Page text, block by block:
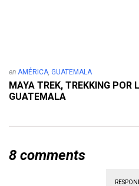
en AMÉRICA, GUATEMALA
MAYA TREK, TREKKING POR
GUATEMALA
8 comments